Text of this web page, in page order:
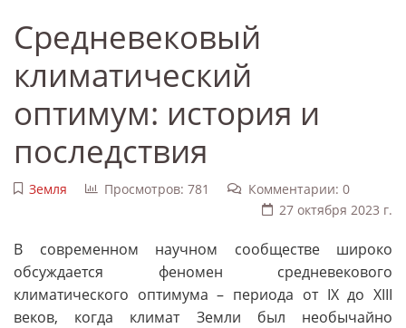
Средневековый
климатический
оптимум: история и
последствия
Земля Просмотров: 781
Комментарии: 0
27 октября 2023 г.
В современном научном сообществе широко
обсуждается феномен средневекового
климатического оптимума – периода от IX до XIII
веков, когда климат Земли был необычайно